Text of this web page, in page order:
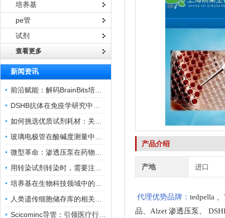
培养基
pe管
试剂
查看更多
新闻资讯
产品介绍
产地 进口
代理优势品牌： tedpella
品
Alzet 渗透压泵